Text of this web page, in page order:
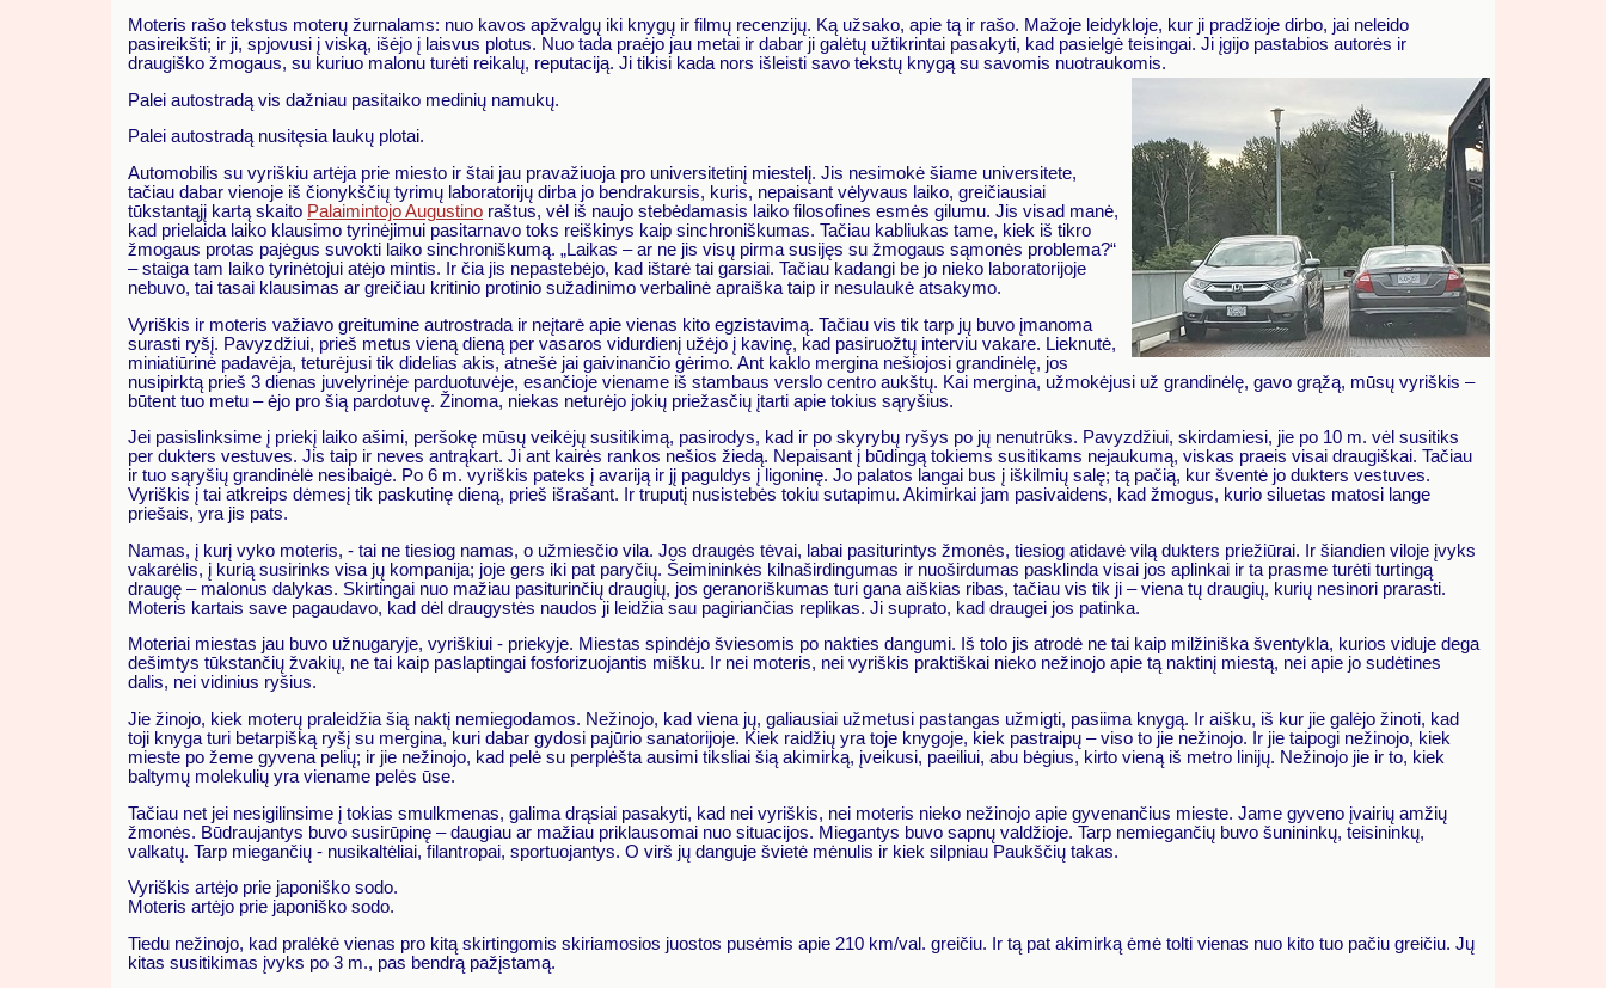
Moteris rašo tekstus moterų žurnalams: nuo kavos apžvalgų iki knygų ir filmų recenzijų. Ką užsako, apie tą ir rašo. Mažoje leidykloje, kur ji pradžioje dirbo, jai neleido
pasireikšti; ir ji, spjovusi į viską, išėjo į laisvus plotus. Nuo tada praėjo jau metai ir dabar ji galėtų užtikrintai pasakyti, kad pasielgė teisingai. Ji įgijo pastabios autorės ir
draugiško žmogaus, su kuriuo malonu turėti reikalų, reputaciją. Ji tikisi kada nors išleisti savo tekstų knygą su savomis nuotraukomis.
Palei autostradą vis dažniau pasitaiko medinių namukų.
Palei autostradą nusitęsia laukų plotai.
Automobilis su vyriškiu artėja prie miesto ir štai jau pravažiuoja pro universitetinį miestelį. Jis nesimokė šiame universitete,
tačiau dabar vienoje iš čionykščių tyrimų laboratorijų dirba jo bendrakursis, kuris, nepaisant vėlyvaus laiko, greičiausiai
tūkstantąjį kartą skaito Palaimintojo Augustino raštus, vėl iš naujo stebėdamasis laiko filosofines esmės gilumu. Jis visad manė,
kad prielaida laiko klausimo tyrinėjimui pasitarnavo toks reiškinys kaip sinchroniškumas. Tačiau kabliukas tame, kiek iš tikro
žmogaus protas pajėgus suvokti laiko sinchroniškumą. „Laikas – ar ne jis visų pirma susijęs su žmogaus sąmonės problema?“
– staiga tam laiko tyrinėtojui atėjo mintis. Ir čia jis nepastebėjo, kad ištarė tai garsiai. Tačiau kadangi be jo nieko laboratorijoje
nebuvo, tai tasai klausimas ar greičiau kritinio protinio sužadinimo verbalinė apraiška taip ir nesulaukė atsakymo.
Vyriškis ir moteris važiavo greitumine autrostrada ir neįtarė apie vienas kito egzistavimą. Tačiau vis tik tarp jų buvo įmanoma
surasti ryšį. Pavyzdžiui, prieš metus vieną dieną per vasaros vidurdienį užėjo į kavinę, kad pasiruožtų interviu vakare. Lieknutė,
miniatiūrinė padavėja, teturėjusi tik didelias akis, atnešė jai gaivinančio gėrimo. Ant kaklo mergina nešiojosi grandinėlę, jos
nusipirktą prieš 3 dienas juvelyrinėje parduotuvėje, esančioje viename iš stambaus verslo centro aukštų. Kai mergina, užmokėjusi už grandinėlę, gavo grąžą, mūsų vyriškis –
būtent tuo metu – ėjo pro šią pardotuvę. Žinoma, niekas neturėjo jokių priežasčių įtarti apie tokius sąryšius.
Jei pasislinksime į priekį laiko ašimi, peršokę mūsų veikėjų susitikimą, pasirodys, kad ir po skyrybų ryšys po jų nenutrūks. Pavyzdžiui, skirdamiesi, jie po 10 m. vėl susitiks
per dukters vestuves. Jis taip ir neves antrąkart. Ji ant kairės rankos nešios žiedą. Nepaisant į būdingą tokiems susitikams nejaukumą, viskas praeis visai draugiškai. Tačiau
ir tuo sąryšių grandinėlė nesibaigė. Po 6 m. vyriškis pateks į avariją ir jį paguldys į ligoninę. Jo palatos langai bus į iškilmių salę; tą pačią, kur šventė jo dukters vestuves.
Vyriškis į tai atkreips dėmesį tik paskutinę dieną, prieš išrašant. Ir truputį nusistebės tokiu sutapimu. Akimirkai jam pasivaidens, kad žmogus, kurio siluetas matosi lange
priešais, yra jis pats.
Namas, į kurį vyko moteris, - tai ne tiesiog namas, o užmiesčio vila. Jos draugės tėvai, labai pasiturintys žmonės, tiesiog atidavė vilą dukters priežiūrai. Ir šiandien viloje įvyks
vakarėlis, į kurią susirinks visa jų kompanija; joje gers iki pat paryčių. Šeimininkės kilnaširdingumas ir nuoširdumas pasklinda visai jos aplinkai ir ta prasme turėti turtingą
draugę – malonus dalykas. Skirtingai nuo mažiau pasiturinčių draugių, jos geranoriškumas turi gana aiškias ribas, tačiau vis tik ji – viena tų draugių, kurių nesinori prarasti.
Moteris kartais save pagaudavo, kad dėl draugystės naudos ji leidžia sau pagiriančias replikas. Ji suprato, kad draugei jos patinka.
Moteriai miestas jau buvo užnugaryje, vyriškiui - priekyje. Miestas spindėjo šviesomis po nakties dangumi. Iš tolo jis atrodė ne tai kaip milžiniška šventykla, kurios viduje dega
dešimtys tūkstančių žvakių, ne tai kaip paslaptingai fosforizuojantis mišku. Ir nei moteris, nei vyriškis praktiškai nieko nežinojo apie tą naktinį miestą, nei apie jo sudėtines
dalis, nei vidinius ryšius.
Jie žinojo, kiek moterų praleidžia šią naktį nemiegodamos. Nežinojo, kad viena jų, galiausiai užmetusi pastangas užmigti, pasiima knygą. Ir aišku, iš kur jie galėjo žinoti, kad
toji knyga turi betarpišką ryšį su mergina, kuri dabar gydosi pajūrio sanatorijoje. Kiek raidžių yra toje knygoje, kiek pastraipų – viso to jie nežinojo. Ir jie taipogi nežinojo, kiek
mieste po žeme gyvena pelių; ir jie nežinojo, kad pelė su perplėšta ausimi tiksliai šią akimirką, įveikusi, paeiliui, abu bėgius, kirto vieną iš metro linijų. Nežinojo jie ir to, kiek
baltymų molekulių yra viename pelės ūse.
Tačiau net jei nesigilinsime į tokias smulkmenas, galima drąsiai pasakyti, kad nei vyriškis, nei moteris nieko nežinojo apie gyvenančius mieste. Jame gyveno įvairių amžių
žmonės. Būdraujantys buvo susirūpinę – daugiau ar mažiau priklausomai nuo situacijos. Miegantys buvo sapnų valdžioje. Tarp nemiegančių buvo šunininkų, teisininkų,
valkatų. Tarp miegančių - nusikaltėliai, filantropai, sportuojantys. O virš jų danguje švietė mėnulis ir kiek silpniau Paukščių takas.
Vyriškis artėjo prie japoniško sodo.
Moteris artėjo prie japoniško sodo.
Tiedu nežinojo, kad pralėkė vienas pro kitą skirtingomis skiriamosios juostos pusėmis apie 210 km/val. greičiu. Ir tą pat akimirką ėmė tolti vienas nuo kito tuo pačiu greičiu. Jų
kitas susitikimas įvyks po 3 m., pas bendrą pažįstamą.